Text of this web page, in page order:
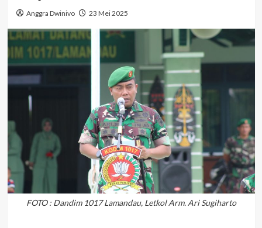
Anggra Dwinivo 23 Mei 2025
FOTO : Dandim 1017 Lamandau, Letkol Arm. Ari Sugiharto